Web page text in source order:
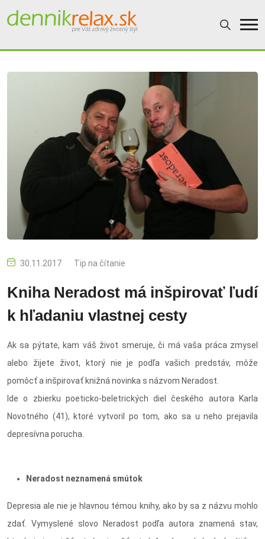
30.11.2017 Tip na čítanie
Kniha Neradost má inšpirovať ľudí
k hľadaniu vlastnej cesty
Ak sa pýtate, kam váš život smeruje, či má vaša práca zmysel
alebo žijete život, ktorý nie je podľa vašich predstáv, môže
pomôcť a inšpirovať knižná novinka s názvom Neradost.
Ide o zbierku poeticko-beletrických diel českého autora Karla
Novotného (41), ktoré vytvoril po tom, ako sa u neho prejavila
depresívna porucha.
Neradost neznamená smútok
Depresia ale nie je hlavnou témou knihy, ako by sa z názvu mohlo
zdať. Vymyslené slovo Neradost podľa autora znamená stav,